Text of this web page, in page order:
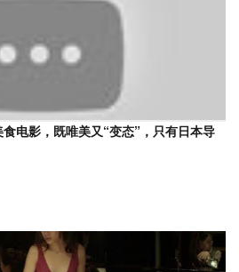
食电影，既唯美又“变态”，只有日本导